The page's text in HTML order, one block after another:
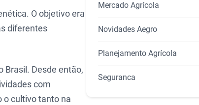
O objetivo era
diferentes
Brasil. Desde então,
com
o cultivo tanto na
Mercado Agrícola
Novidades Aegro
Planejamento Agrícola
Seguranca